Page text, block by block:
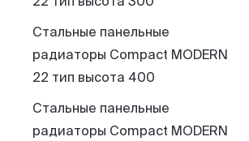
Стальные панельные
радиаторы Compact MODERN
22 тип высота 400
Стальные панельные
радиаторы Compact MODERN